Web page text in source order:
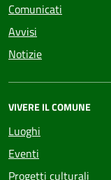
Comunicati
Avvisi
Notizie
VIVERE IL COMUNE
Luoghi
Eventi
Progetti culturali